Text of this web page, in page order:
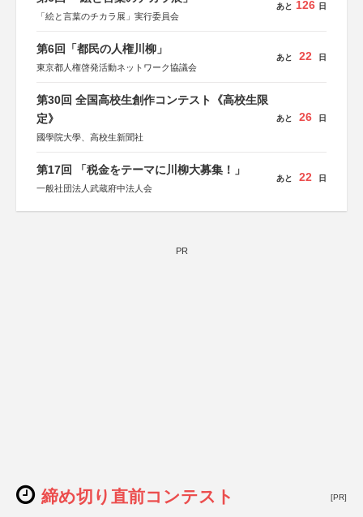
「絵と言葉のチカラ展」実行委員会
あと 126 日
第6回「都民の人権川柳」
東京都人権啓発活動ネットワーク協議会
あと 22 日
第30回 全国高校生創作コンテスト《高校生限
定》
國學院大學、高校生新聞社
あと 26 日
第17回 「税金をテーマに川柳大募集！」
一般社団法人武蔵府中法人会
あと 22 日
PR
締め切り直前コンテスト [PR]